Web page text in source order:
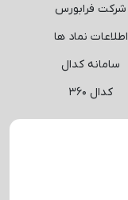
شرکت فرابورس
اطلاعات نماد ها
سامانه کدال
کدال ۳۶۰